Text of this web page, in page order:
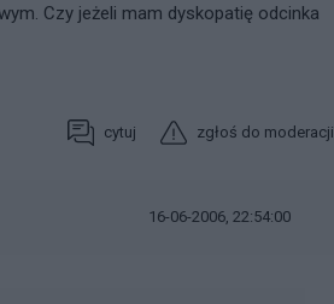
Czy jeżeli mam dyskopatię odcinka
cytuj zgłoś do moderacji
16-06-2006, 22:54:00